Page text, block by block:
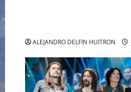
ALEJANDRO DELFIN HUITRON